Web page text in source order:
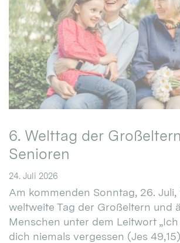
6. Welttag der
Senioren
24. Juli 2026
Am kommenden Sonntag, 26.
weltweite Tag der Großeltern und
Menschen unter dem Leitwort
dich niemals vergessen (Jes